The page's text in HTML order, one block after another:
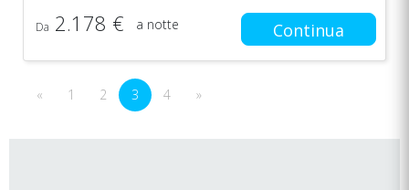
Da 2.178 € a notte Continua
« 1 2 3 4 »